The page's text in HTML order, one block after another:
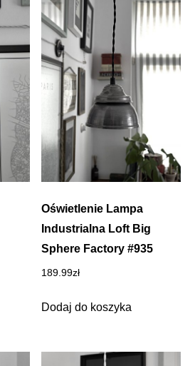
Oświetlenie Lampa
Industrialna Loft Big
Sphere Factory #935
189.99zł
Dodaj do koszyka